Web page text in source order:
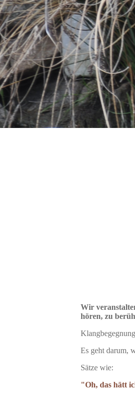
Wir
hören, zu
Es geht darum,
Sätze wie:
"Oh, das hätt